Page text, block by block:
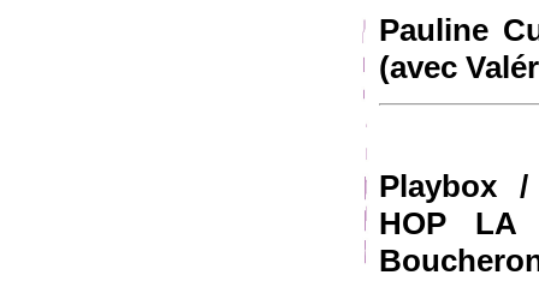
Pauline
(avec
Playbox
HOP LA